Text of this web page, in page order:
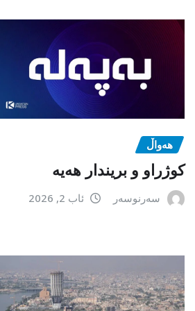
هەواڵ
كوژراو و بریندار هەیە
سەرنوسەر ئاب 2, 2026